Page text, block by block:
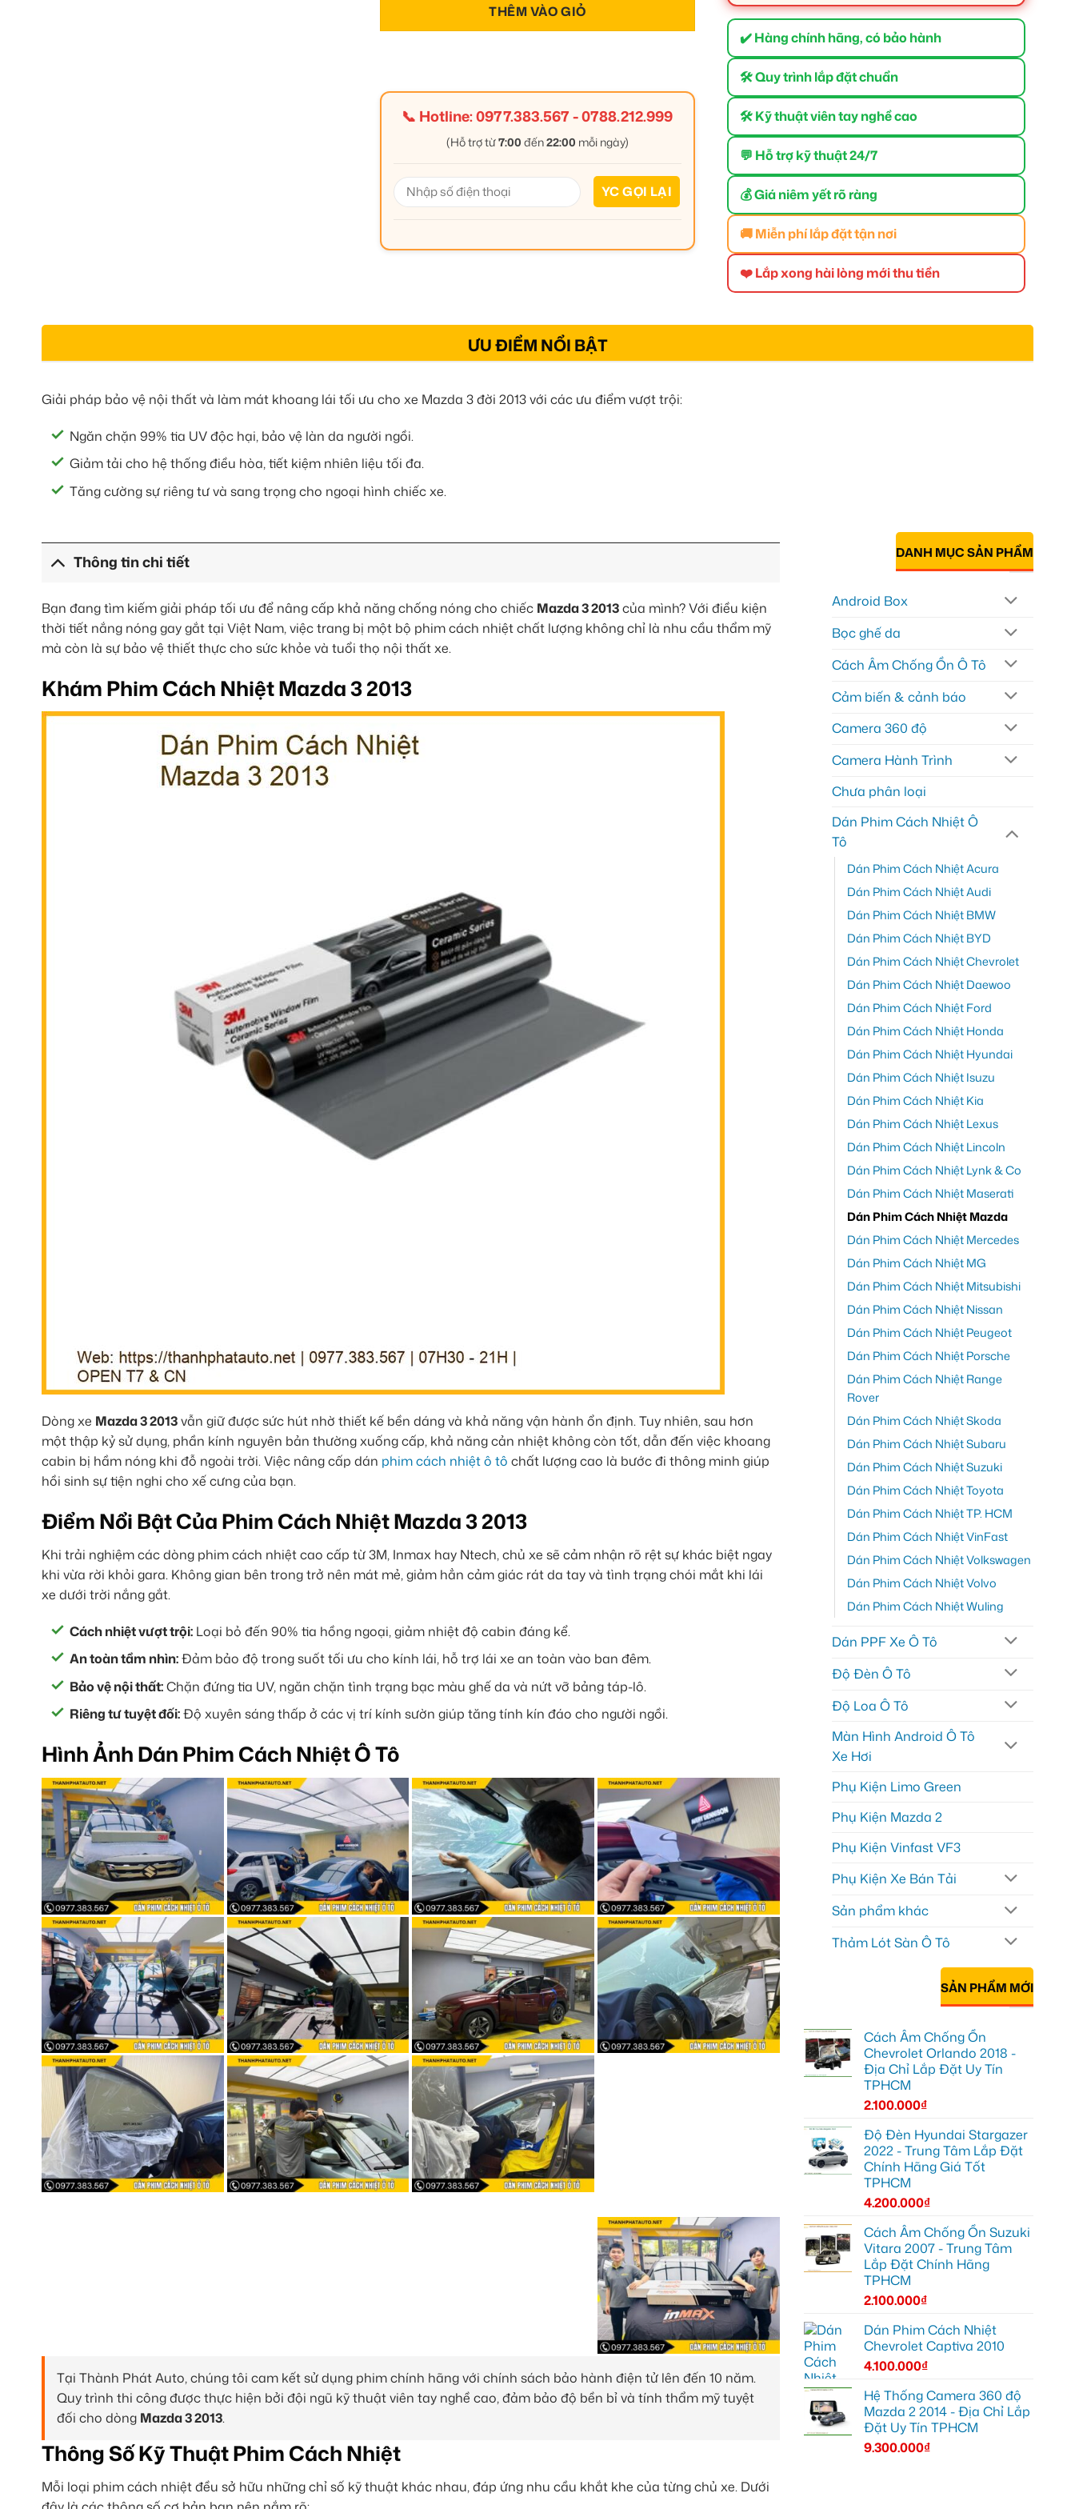
THÊM VÀO GIỎ
📞 Hotline:0977.383.567-0788.212.999
(Hỗ trợ từ7:00 đến22:00 mỗi ngày)
✔️ Hàng chính hãng, có bảo hành
🛠 Quy trình lắp đặt chuẩn
🛠 Kỹ thuật viên tay nghề cao
💬 Hỗ trợ kỹ thuật 24/7
💰 Giá niêm yết rõ ràng
🚚 Miễn phí lắp đặt tận nơi
❤️ Lắp xong hài lòng mới thu tiền
ƯU ĐIỂM NỔI BẬT
Giải pháp bảo vệ nội thất và làm mát khoang lái tối ưu cho xe Mazda 3 đời 2013 với các ưu điểm vượt trội:
Ngăn chặn 99% tia UV độc hại, bảo vệ làn da người ngồi.
Giảm tải cho hệ thống điều hòa, tiết kiệm nhiên liệu tối đa.
Tăng cường sự riêng tư và sang trọng cho ngoại hình chiếc xe.
Thông tin chi tiết
Bạn đang tìm kiếm giải pháp tối ưu để nâng cấp khả năng chống nóng cho chiếc Mazda 3 2013của mình? Với điều kiện
thời tiết nắng nóng gay gắt tại Việt Nam, việc trang bị một bộ phim cách nhiệt chất lượng không chỉ là nhu cầu thẩm mỹ
mà còn là sự bảo vệ thiết thực cho sức khỏe và tuổi thọ nội thất xe.
Khám Phim Cách Nhiệt Mazda 3 2013
Dòng xe Mazda 3 2013vẫn giữ được sức hút nhờ thiết kế bền dáng và khả năng vận hành ổn định. Tuy nhiên, sau hơn
một thập kỷ sử dụng, phần kính nguyên bản thường xuống cấp, khả năng cản nhiệt không còn tốt, dẫn đến việc khoang
cabin bị hầm nóng khi đỗ ngoài trời. Việc nâng cấp dán phim cách nhiệt ô tô chất lượng cao là bước đi thông minh giúp
hồi sinh sự tiện nghi cho xế cưng của bạn.
Điểm Nổi Bật Của Phim Cách Nhiệt Mazda 3 2013
Khi trải nghiệm các dòng phim cách nhiệt cao cấp từ 3M, Inmax hay Ntech, chủ xe sẽ cảm nhận rõ rệt sự khác biệt ngay
khi vừa rời khỏi gara. Không gian bên trong trở nên mát mẻ, giảm hẳn cảm giác rát da tay và tình trạng chói mắt khi lái
xe dưới trời nắng gắt.
Cách nhiệt vượt trội: Loại bỏ đến 90% tia hồng ngoại, giảm nhiệt độ cabin đáng kể.
An toàn tầm nhìn:Đảm bảo độ trong suốt tối ưu cho kính lái, hỗ trợ lái xe an toàn vào ban đêm.
Bảo vệ nội thất:Chặn đứng tia UV, ngăn chặn tình trạng bạc màu ghế da và nứt vỡ bảng táp-lô.
Riêng tư tuyệt đối:Độ xuyên sáng thấp ở các vị trí kính sườn giúp tăng tính kín đáo cho người ngồi.
Hình Ảnh Dán Phim Cách Nhiệt Ô Tô
Tại Thành Phát Auto, chúng tôi cam kết sử dụng phim chính hãng với chính sách bảo hành điện tử lên đến 10 năm.
Quy trình thi công được thực hiện bởi đội ngũ kỹ thuật viên tay nghề cao, đảm bảo độ bền bỉ và tính thẩm mỹ tuyệt
đối cho dòng Mazda 3 2013.
Thông Số Kỹ Thuật Phim Cách Nhiệt
Mỗi loại phim cách nhiệt đều sở hữu những chỉ số kỹ thuật khác nhau, đáp ứng nhu cầu khắt khe của từng chủ xe. Dưới
DANH MỤC SẢN PHẨM
Android Box
Bọc ghế da
Cách Âm Chống Ồn Ô Tô
Cảm biến & cảnh báo
Camera 360 độ
Camera Hành Trình
Chưa phân loại
Dán Phim Cách Nhiệt Ô
Tô
Dán Phim Cách Nhiệt Acura
Dán Phim Cách Nhiệt Audi
Dán Phim Cách Nhiệt BMW
Dán Phim Cách Nhiệt BYD
Dán Phim Cách Nhiệt Chevrolet
Dán Phim Cách Nhiệt Daewoo
Dán Phim Cách Nhiệt Ford
Dán Phim Cách Nhiệt Honda
Dán Phim Cách Nhiệt Hyundai
Dán Phim Cách Nhiệt Isuzu
Dán Phim Cách Nhiệt Kia
Dán Phim Cách Nhiệt Lexus
Dán Phim Cách Nhiệt Lincoln
Dán Phim Cách Nhiệt Lynk & Co
Dán Phim Cách Nhiệt Maserati
Dán Phim Cách Nhiệt Mazda
Dán Phim Cách Nhiệt Mercedes
Dán Phim Cách Nhiệt MG
Dán Phim Cách Nhiệt Mitsubishi
Dán Phim Cách Nhiệt Nissan
Dán Phim Cách Nhiệt Peugeot
Dán Phim Cách Nhiệt Porsche
Dán Phim Cách Nhiệt Range
Rover
Dán Phim Cách Nhiệt Skoda
Dán Phim Cách Nhiệt Subaru
Dán Phim Cách Nhiệt Suzuki
Dán Phim Cách Nhiệt Toyota
Dán Phim Cách Nhiệt TP. HCM
Dán Phim Cách Nhiệt VinFast
Dán Phim Cách Nhiệt Volkswagen
Dán Phim Cách Nhiệt Volvo
Dán Phim Cách Nhiệt Wuling
Dán PPF Xe Ô Tô
Độ Đèn Ô Tô
Độ Loa Ô Tô
Màn Hình Android Ô Tô
Xe Hơi
Phụ Kiện Limo Green
Phụ Kiện Mazda 2
Phụ Kiện Vinfast VF3
Phụ Kiện Xe Bán Tải
Sản phẩm khác
Thảm Lót Sàn Ô Tô
SẢN PHẨM MỚI
Cách Âm Chống Ồn
Chevrolet Orlando 2018 -
Địa Chỉ Lắp Đặt Uy Tín
TPHCM
2.100.000₫
Độ Đèn Hyundai Stargazer
2022 - Trung Tâm Lắp Đặt
Chính Hãng Giá Tốt
TPHCM
4.200.000₫
Cách Âm Chống Ồn Suzuki
Vitara 2007 - Trung Tâm
Lắp Đặt Chính Hãng
TPHCM
2.100.000₫
Dán Phim Cách Nhiệt
Chevrolet Captiva 2010
4.100.000₫
Hệ Thống Camera 360 độ
Mazda 2 2014 - Địa Chỉ Lắp
Đặt Uy Tín TPHCM
9.300.000₫